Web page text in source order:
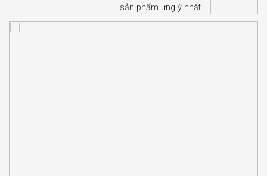
sản phẩm ưng ý nhất